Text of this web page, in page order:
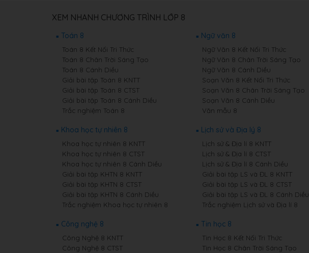
XEM NHANH CHƯƠNG TRÌNH LỚP 8
Toán 8
Toán 8 Kết Nối Tri Thức
Toán 8 Chân Trời Sáng Tạo
Toán 8 Cánh Diều
Giải bài tập Toán 8 KNTT
Giải bài tập Toán 8 CTST
Giải bài tập Toán 8 Cánh Diều
Trắc nghiệm Toán 8
Ngữ văn 8
Ngữ Văn 8 Kết Nối Tri Thức
Ngữ Văn 8 Chân Trời Sáng Tạo
Ngữ Văn 8 Cánh Diều
Soạn Văn 8 Kết Nối Tri Thức
Soạn Văn 8 Chân Trời Sáng Tạo
Soạn Văn 8 Cánh Diều
Văn mẫu 8
Khoa học tự nhiên 8
Khoa học tự nhiên 8 KNTT
Khoa học tự nhiên 8 CTST
Khoa học tự nhiên 8 Cánh Diều
Giải bài tập KHTN 8 KNTT
Giải bài tập KHTN 8 CTST
Giải bài tập KHTN 8 Cánh Diều
Trắc nghiệm Khoa học tự nhiên 8
Lịch sử và Địa lý 8
Lịch sử & Địa lí 8 KNTT
Lịch sử & Địa lí 8 CTST
Lịch sử & Địa lí 8 Cánh Diều
Giải bài tập LS và ĐL 8 KNTT
Giải bài tập LS và ĐL 8 CTST
Giải bài tập LS và ĐL 8 Cánh Diều
Trắc nghiệm Lịch sử và Địa lí 8
Công nghệ 8
Công Nghệ 8 KNTT
Công Nghệ 8 CTST
Tin học 8
Tin Học 8 Kết Nối Tri Thức
Tin Học 8 Chân Trời Sáng Tạo